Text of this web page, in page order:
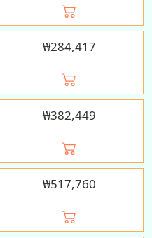
₩284,417
₩382,449
₩517,760